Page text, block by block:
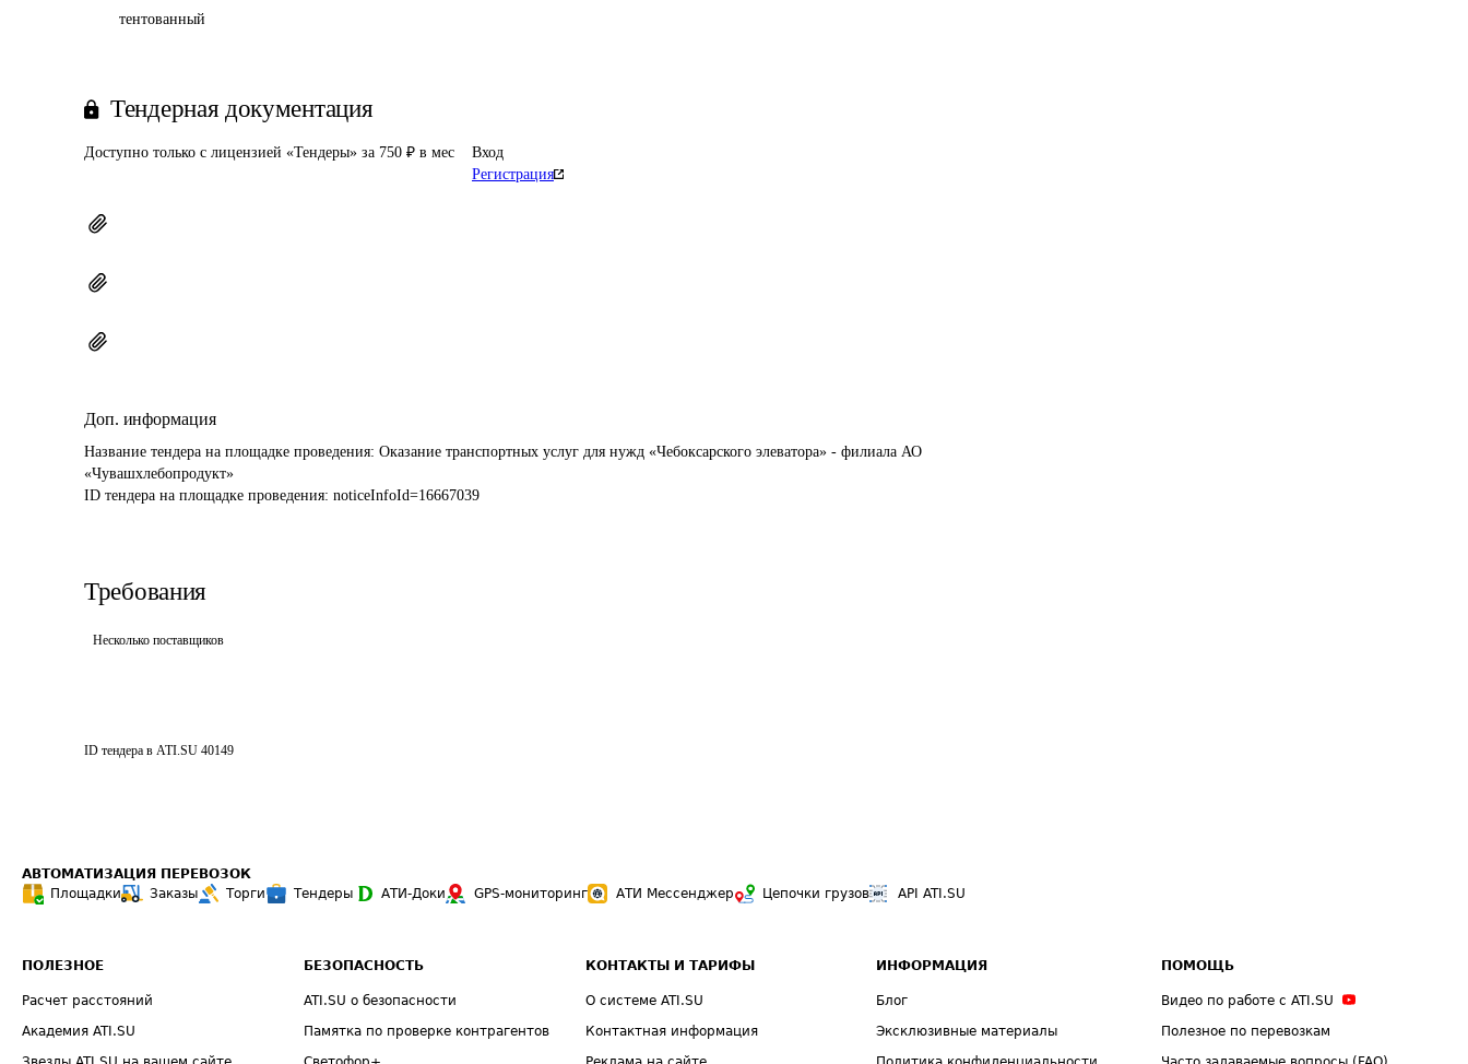
тентованный
Тендерная документация
Доступно только с лицензией «Тендеры» за 750 ₽ в мес
Вход
Регистрация
Доп. информация
Название тендера на площадке проведения: Оказание транспортных услуг для нужд «Чебоксарского элеватора» - филиала АО
«Чувашхлебопродукт»
ID тендера на площадке проведения: noticeInfoId=16667039
Требования
Несколько поставщиков
ID тендера в ATI.SU 40149
АВТОМАТИЗАЦИЯ ПЕРЕВОЗОК
Площадки
Заказы Торги Тендеры АТИ-Доки GPS-мониторинг АТИ Мессенджер Цепочки грузов API ATI.SU
ПОЛЕЗНОЕ
Расчет расстояний
Академия ATI.SU
БЕЗОПАСНОСТЬ
ATI.SU о безопасности
Памятка по проверке контрагентов
КОНТАКТЫ И ТАРИФЫ
О системе ATI.SU
Контактная информация
ИНФОРМАЦИЯ
Блог
Эксклюзивные материалы
ПОМОЩЬ
Видео по работе с ATI.SU
Полезное по перевозкам